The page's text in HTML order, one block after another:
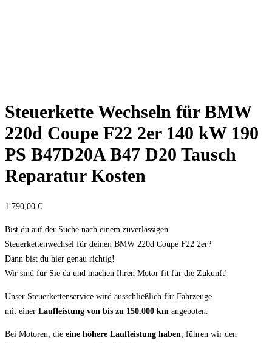
Steuerkette Wechseln für BMW
220d Coupe F22 2er 140 kW 190
PS B47D20A B47 D20 Tausch
Reparatur Kosten
1.790,00 €
Bist du auf der Suche nach einem zuverlässigen
Steuerkettenwechsel für deinen BMW 220d Coupe F22 2er?
Dann bist du hier genau richtig!
Wir sind für Sie da und machen Ihren Motor fit für die Zukunft!
Unser Steuerkettenservice wird ausschließlich für Fahrzeuge
mit einer Laufleistung von bis zu 150.000 km angeboten.
Bei Motoren, die eine höhere Laufleistung haben, führen wir den